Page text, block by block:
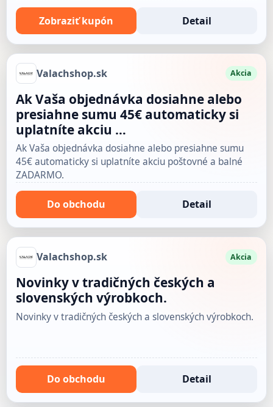
Zobraziť kupón Detail
Valachshop.sk Akcia
Ak Vaša objednávka dosiahne alebo
presiahne sumu 45€ automaticky si
uplatníte akciu …
Ak Vaša objednávka dosiahne alebo presiahne sumu
45€ automaticky si uplatníte akciu poštovné a balné
ZADARMO.
Do obchodu Detail
Valachshop.sk Akcia
Novinky v tradičných českých a
slovenských výrobkoch.
Novinky v tradičných českých a slovenských výrobkoch.
Do obchodu Detail